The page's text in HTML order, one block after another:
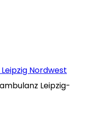
Leipzig Nordwest
Leipzig-